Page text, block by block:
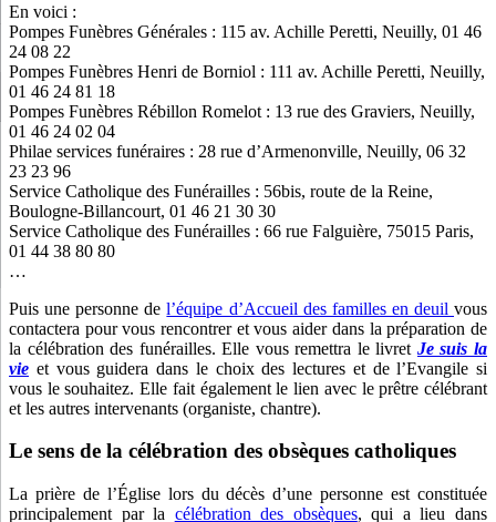
En voici :
Pompes Funèbres Générales : 115 av. Achille Peretti, Neuilly, 01 46
24 08 22
Pompes Funèbres Henri de Borniol : 111 av. Achille Peretti, Neuilly,
01 46 24 81 18
Pompes Funèbres Rébillon Romelot : 13 rue des Graviers, Neuilly,
01 46 24 02 04
Philae services funéraires : 28 rue d’Armenonville, Neuilly, 06 32
23 23 96
Service Catholique des Funérailles : 56bis, route de la Reine,
Boulogne-Billancourt, 01 46 21 30 30
Service Catholique des Funérailles : 66 rue Falguière, 75015 Paris,
01 44 38 80 80
…
Puis une personne del’équipe d’Accueil des familles en deuilvous
contactera pour vous rencontrer et vous aider dans la préparation de
la célébration des funérailles. Elle vous remettra le livret Je suis la
vie et vous guidera dans le choix des lectures et de l’Evangile si
vous le souhaitez. Elle fait également le lien avec le prêtre célébrant
et les autres intervenants (organiste, chantre).
Le sens de la célébration des obsèques catholiques
La prière de l’Église lors du décès d’une personne est constituée
principalement par la célébration des obsèques, qui a lieu dans